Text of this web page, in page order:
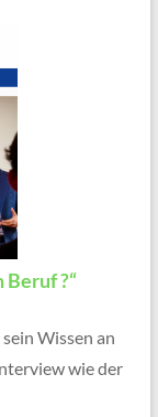
?“
Wissen an
wie der